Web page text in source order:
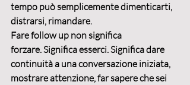
tempo può semplicemente dimenticarti,
distrarsi, rimandare.
Fare follow up non significa
forzare. Significa esserci. Significa dare
continuità a una conversazione iniziata,
mostrare attenzione, far sapere che sei